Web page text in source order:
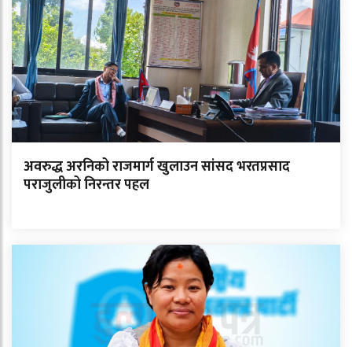
अवरुद्ध अरनिको राजमार्ग खुलाउन सांसद भरतप्रसाद
पराजुलीको निरन्तर पहल